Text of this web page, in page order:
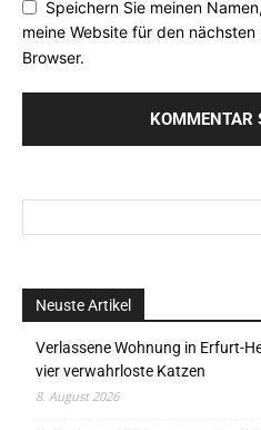
Speichern Sie meinen
meine Website für den nächsten
Browser.
Neuste Artikel
Verlassene Wohnung in Erfurt-
vier verwahrloste Katzen
8. August 2026